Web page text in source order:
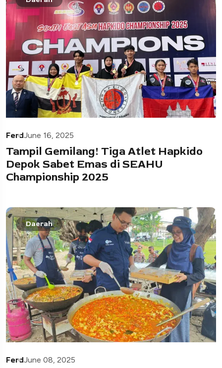
FerdJune 16, 2025
Tampil Gemilang! Tiga Atlet Hapkido
Depok Sabet Emas di SEAHU
Championship 2025
Daerah
FerdJune 08, 2025